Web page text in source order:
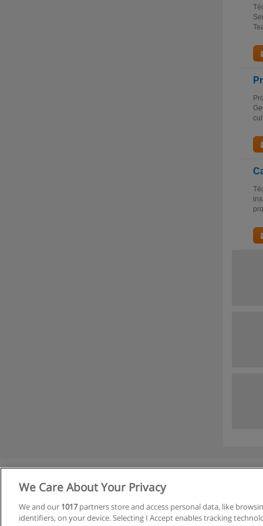
We Care About Your Privacy
We and our 1017partners store and access personal data, like
identifiers, on your device. Selecting I Accept enables tracking